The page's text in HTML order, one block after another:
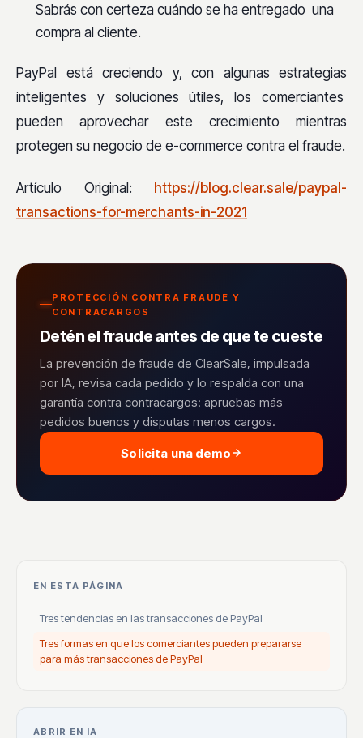
Sabrás con certeza cuándo se ha entregado una
compra al cliente.
PayPal está creciendo y, con algunas estrategias
inteligentes y soluciones útiles, los comerciantes
pueden aprovechar este crecimiento mientras
protegen su negocio de e-commerce contra el fraude.
Artículo Original: https://blog.clear.sale/paypal-
transactions-for-merchants-in-2021
PROTECCIÓN CONTRA FRAUDE Y
CONTRACARGOS
Detén el fraude antes de que te cueste
La prevención de fraude de ClearSale, impulsada
por IA, revisa cada pedido y lo respalda con una
garantía contra contracargos: apruebas más
pedidos buenos y disputas menos cargos.
Solicita una demo
EN ESTA PÁGINA
Tres tendencias en las transacciones de PayPal
Tres formas en que los comerciantes pueden prepararse
para más transacciones de PayPal
ABRIR EN IA